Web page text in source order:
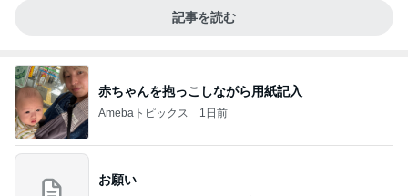
記事を読む
赤ちゃんを抱っこしながら用紙記入
Amebaトピックス 1日前
お願い